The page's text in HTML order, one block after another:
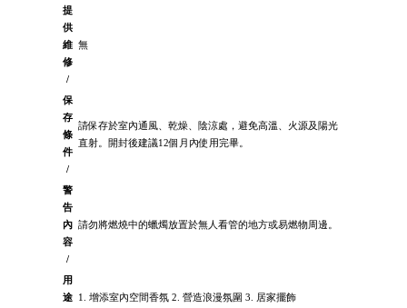
提
供
維
修
/
無
保
存
條
件
/
請保存於室內通風、乾燥、陰涼處，避免高溫、火源及陽光
直射。開封後建議12個月內使用完畢。
警
告
內
容
/
請勿將燃燒中的蠟燭放置於無人看管的地方或易燃物周邊。
用
途 1. 增添室內空間香氛 2. 營造浪漫氛圍 3. 居家擺飾